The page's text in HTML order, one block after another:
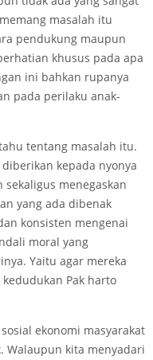
masalah itu
pendukung maupun
khusus pada apa
ini bahkan rupanya
pada perilaku anak-
tentang masalah itu.
kepada nyonya
menegaskan
yang ada dibenak
konsisten mengenai
moral yang
Yaitu agar mereka
Pak harto
ekonomi masyarakat
Walaupun kita menyadari